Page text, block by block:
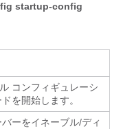
startup-config
コンフィギュレーシ
を開始します。
ーをイネーブル/ディ